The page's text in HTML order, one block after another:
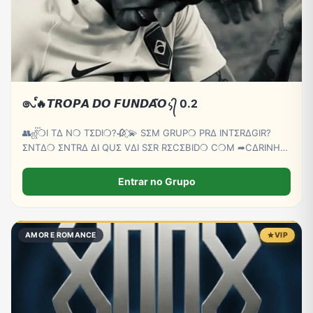
𑇢ᩘ🔥𝙏𝙍𝙊𝙋𝘼 𝘿𝙊 𝙁𝙐𝙉𝘿𝘼̃𝙊᭨᭄ 0.2
👥ஜீ‌‌‌‌፝❍I TΔ N❍ TΣDI❍?🥀 ⃟💫 SΣM GRUP❍ PRΔ INTΣRΔGIR?
ΣNTΔ❍ ΣNTRΔ ΔI QUΣ VΔI SΣR RΣCΣBID❍ C❍M ➦C∆RINH❍
Entrar no Grupo
AMOR E ROMANCE VIP